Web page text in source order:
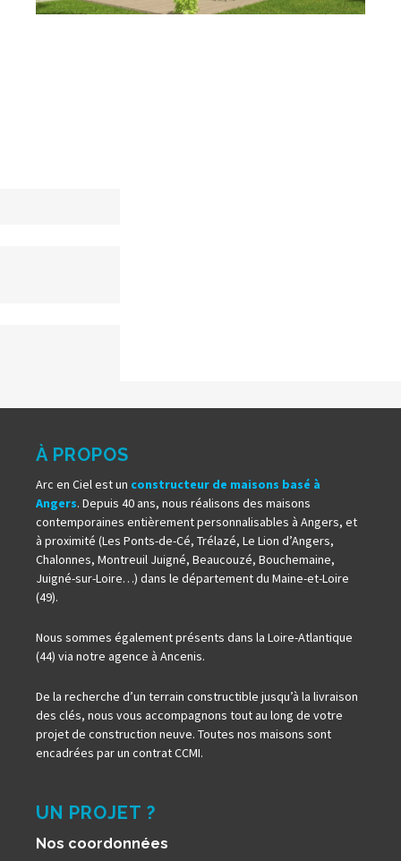
À PROPOS
Arc en Ciel est un constructeur de maisons basé à
Angers. Depuis 40 ans, nous réalisons des maisons
contemporaines entièrement personnalisables à Angers, et
à proximité (Les Ponts-de-Cé, Trélazé, Le Lion d’Angers,
Chalonnes, Montreuil Juigné, Beaucouzé, Bouchemaine,
Juigné-sur-Loire…) dans le département du Maine-et-Loire
(49).
Nous sommes également présents dans la Loire-Atlantique
(44) via notre agence à Ancenis.
De la recherche d’un terrain constructible jusqu’à la livraison
des clés, nous vous accompagnons tout au long de votre
projet de construction neuve. Toutes nos maisons sont
encadrées par un contrat CCMI.
UN PROJET ?
Nos coordonnées